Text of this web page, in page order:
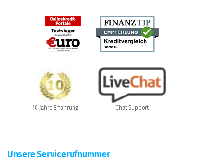
10 Jahre Erfahrung Chat Support
Unsere Servicerufnummer